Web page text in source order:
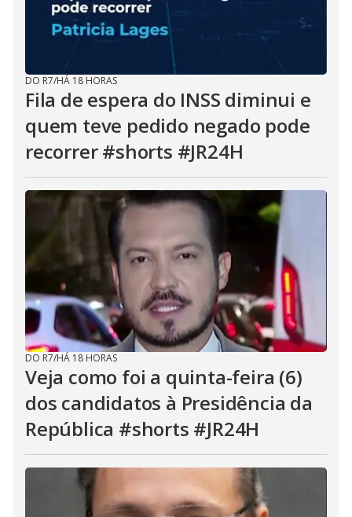
DO R7/HÁ 18 HORAS
Fila de espera do INSS diminui e
quem teve pedido negado pode
recorrer #shorts #JR24H
DO R7/HÁ 18 HORAS
Veja como foi a quinta-feira (6)
dos candidatos à Presidência da
República #shorts #JR24H